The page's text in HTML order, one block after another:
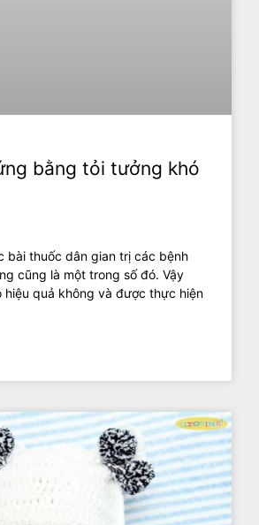
bằng tỏi tưởng khó
bài thuốc dân gian trị các bệnh
cũng là một trong số đó. Vậy
quả không và được thực hiện